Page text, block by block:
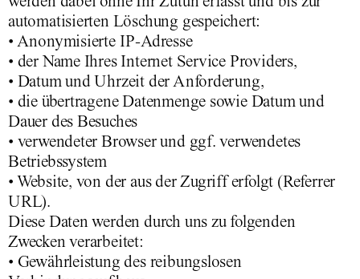
automatisierten Löschung gespeichert:
• Anonymisierte IP-Adresse
• der Name Ihres Internet Service Providers,
• Datum und Uhrzeit der Anforderung,
• die übertragene Datenmenge sowie Datum und
Dauer des Besuches
• verwendeter Browser und ggf. verwendetes
Betriebssystem
• Website, von der aus der Zugriff erfolgt (Referrer
URL).
Diese Daten werden durch uns zu folgenden
Zwecken verarbeitet:
• Gewährleistung des reibungslosen